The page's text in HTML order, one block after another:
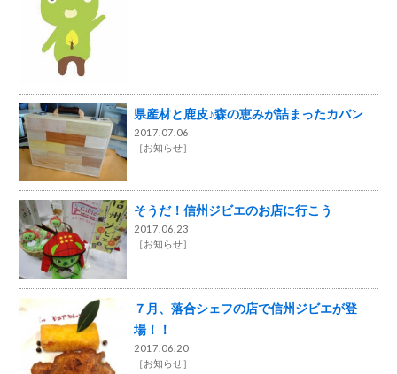
県産材と鹿皮♪森の恵みが詰まったカバン
2017.07.06
［お知らせ］
そうだ！信州ジビエのお店に行こう
2017.06.23
［お知らせ］
７月、落合シェフの店で信州ジビエが登
場！！
2017.06.20
［お知らせ］